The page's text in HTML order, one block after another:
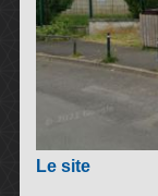
Le site